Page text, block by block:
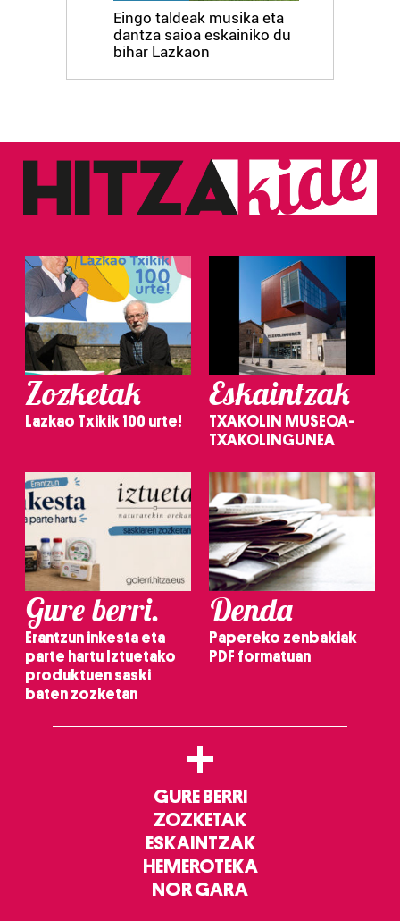
Eingo taldeak musika eta
dantza saioa eskainiko du
bihar Lazkaon
Zozketak
Lazkao Txikik 100 urte!
Eskaintzak
TXAKOLIN MUSEOA-
TXAKOLINGUNEA
Gure berri.
Erantzun inkesta eta
parte hartu Iztuetako
produktuen saski
baten zozketan
Denda
Papereko zenbakiak
PDF formatuan
+
GURE BERRI
ZOZKETAK
ESKAINTZAK
HEMEROTEKA
NOR GARA